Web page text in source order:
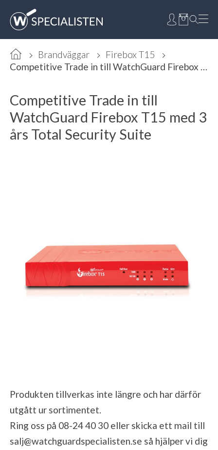
Brandväggar
Firebox T15
Competitive Trade in till WatchGuard Firebox T15 med 3 års Total Security Suite
Competitive Trade in till
WatchGuard Firebox T15 med 3
års Total Security Suite
Produkten tillverkas inte längre och har därför
utgått ur sortimentet.
Ring oss på 08-24 40 30 eller skicka ett mail till
salj@watchguardspecialisten.se så hjälper vi dig